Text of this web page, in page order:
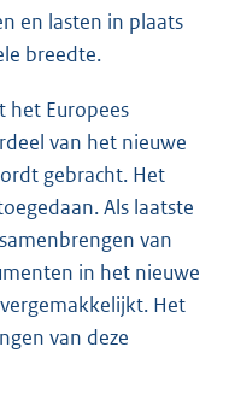
en lasten in plaats
breedte.
het Europees
van het nieuwe
gebracht. Het
Als laatste
van
in het nieuwe
Het
van deze